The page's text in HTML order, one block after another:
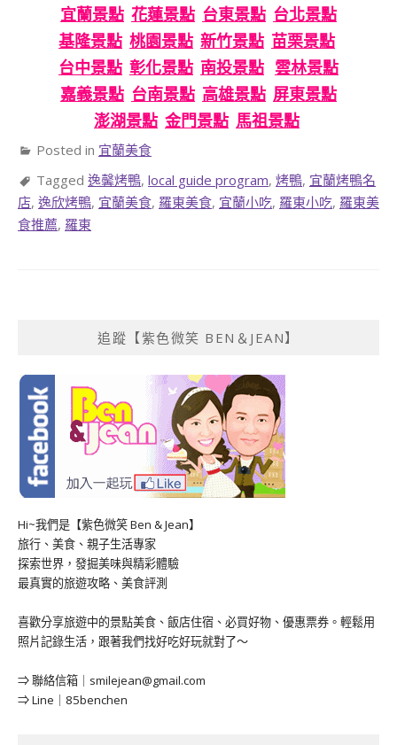
宜蘭景點 花蓮景點 台東景點 台北景點
基隆景點 桃園景點 新竹景點 苗栗景點
台中景點 彰化景點 南投景點 雲林景點
嘉義景點 台南景點 高雄景點 屏東景點
澎湖景點 金門景點 馬祖景點
Posted in 宜蘭美食
Tagged 逸馨烤鴨, local guide program, 烤鴨, 宜蘭烤鴨名
店, 逸欣烤鴨, 宜蘭美食, 羅東美食, 宜蘭小吃, 羅東小吃, 羅東美
食推薦, 羅東
追蹤【紫色微笑 BEN＆JEAN】
Hi~我們是【紫色微笑 Ben & Jean】
旅行、美食、親子生活專家
探索世界，發掘美味與精彩體驗
最真實的旅遊攻略、美食評測
喜歡分享旅遊中的景點美食、飯店住宿、必買好物、優惠票券。輕鬆用
照片記錄生活，跟著我們找好吃好玩就對了～
⇒ 聯絡信箱｜ smilejean@gmail.com
⇒ Line｜85benchen